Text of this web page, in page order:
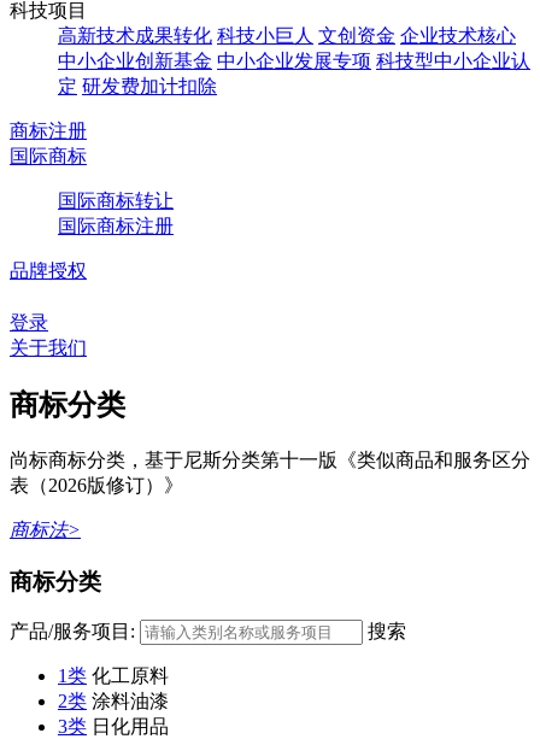
科技项目
高新技术成果转化 科技小巨人 文创资金 企业技术核心
中小企业创新基金 中小企业发展专项 科技型中小企业认
定 研发费加计扣除
商标注册
国际商标
国际商标转让
国际商标注册
品牌授权
登录
关于我们
商标分类
尚标商标分类，基于尼斯分类第十一版《类似商品和服务区分
表（2026版修订）》
商标法>
商标分类
产品/服务项目: 搜索
1类 化工原料
2类 涂料油漆
3类 日化用品